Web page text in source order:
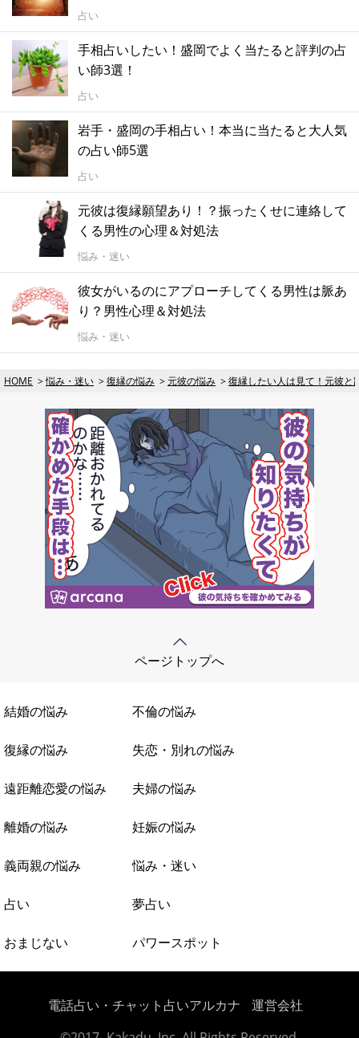
占い
手相占いしたい！盛岡でよく当たると評判の占
い師3選！
占い
岩手・盛岡の手相占い！本当に当たると大人気
の占い師5選
占い
元彼は復縁願望あり！？振ったくせに連絡して
くる男性の心理＆対処法
悩み・迷い
彼女がいるのにアプローチしてくる男性は脈あ
り？男性心理＆対処法
悩み・迷い
HOME 悩み・迷い 復縁の悩み 元彼の悩み 復縁したい人は見て！元彼と
ページトップへ
結婚の悩み 不倫の悩み
復縁の悩み 失恋・別れの悩み
遠距離恋愛の悩み 夫婦の悩み
離婚の悩み 妊娠の悩み
義両親の悩み 悩み・迷い
占い 夢占い
おまじない パワースポット
電話占い・チャット占いアルカナ
運営会社